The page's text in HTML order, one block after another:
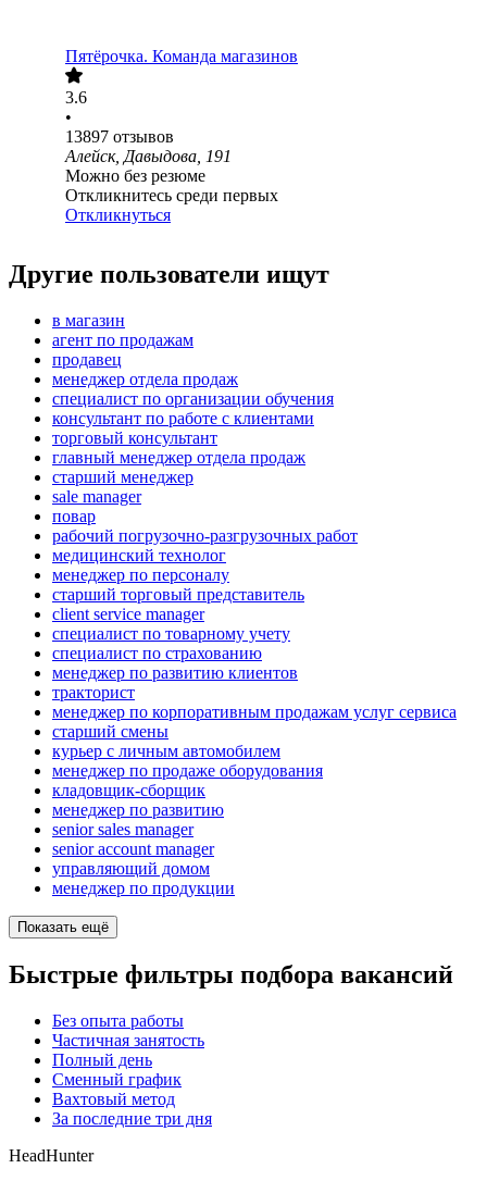
Пятёрочка. Команда магазинов
3.6
•
13897 отзывов
Алейск, Давыдова, 191
Можно без резюме
Откликнитесь среди первых
Откликнуться
Другие пользователи ищут
в магазин
агент по продажам
продавец
менеджер отдела продаж
специалист по организации обучения
консультант по работе с клиентами
торговый консультант
главный менеджер отдела продаж
старший менеджер
sale manager
повар
рабочий погрузочно-разгрузочных работ
медицинский технолог
менеджер по персоналу
старший торговый представитель
client service manager
специалист по товарному учету
специалист по страхованию
менеджер по развитию клиентов
тракторист
менеджер по корпоративным продажам услуг сервиса
старший смены
курьер с личным автомобилем
менеджер по продаже оборудования
кладовщик-сборщик
менеджер по развитию
senior sales manager
senior account manager
управляющий домом
менеджер по продукции
Показать ещё
Быстрые фильтры подбора вакансий
Без опыта работы
Частичная занятость
Полный день
Сменный график
Вахтовый метод
За последние три дня
HeadHunter